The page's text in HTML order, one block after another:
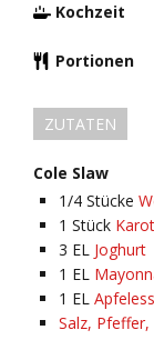
Kochzeit
Portionen
ZUTATEN
Cole Slaw
1/4 Stücke
1 Stück
3 EL Joghurt
1 EL
1 EL
Salz,